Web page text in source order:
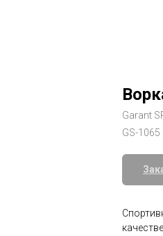
Garant
GS-1065